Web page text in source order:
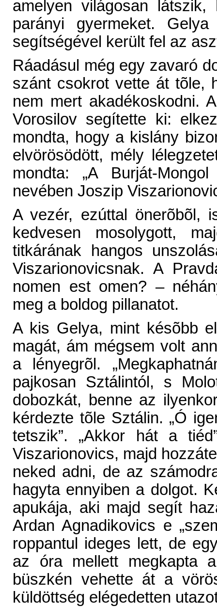
amelyen világosan
parányi gyermeket.
segítségével került fel az
Ráadásul még egy zavaró
szánt csokrot vette át tõle,
nem mert akadékoskodni.
Vorosilov segítette ki:
mondta, hogy a kislány
elvörösödött, mély
mondta: „A Burját-
nevében Joszip
A vezér, ezúttal önerõbõl,
kedvesen mosolygott,
titkárának hangos
Viszarionovicsnak. A
nomen est omen? –
meg a boldog pillanatot.
A kis Gelya, mint késõbb
magát, ám mégsem volt
a lényegrõl.
pajkosan Sztálintól, s
dobozkát, benne az
kérdezte tõle Sztálin. „Ó
tetszik”. „Akkor hát a
Viszarionovics, majd
neked adni, de az
hagyta ennyiben a dolgot.
apukája, aki majd segít
Ardan Agnadikovics e
roppantul ideges lett, de
az óra mellett megkapta
büszkén vehette át a
küldöttség elégedetten